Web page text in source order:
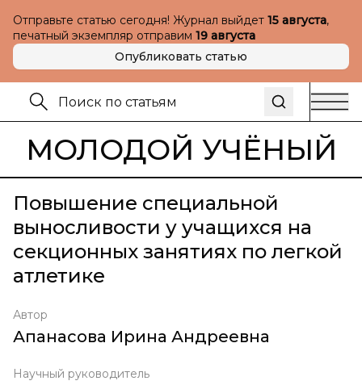
Отправьте статью сегодня! Журнал выйдет 15 августа,
печатный экземпляр отправим 19 августа
Опубликовать статью
МОЛОДОЙ УЧЁНЫЙ
Повышение специальной
выносливости у учащихся на
секционных занятиях по легкой
атлетике
Автор
Апанасова Ирина Андреевна
Научный руководитель